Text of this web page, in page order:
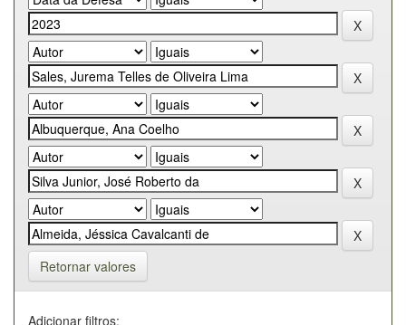
Retornar valores
Adicionar filtros: